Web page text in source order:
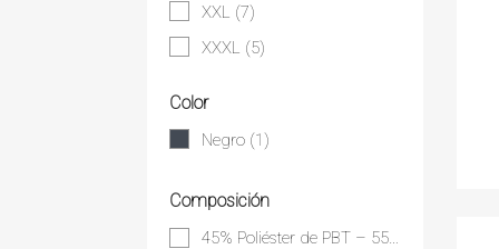
XXL (7)
XXXL (5)
Color
Negro (1)
Composición
45% Poliéster de PBT – 55% Poliéster reciclado derivado de botellas de plástico PET